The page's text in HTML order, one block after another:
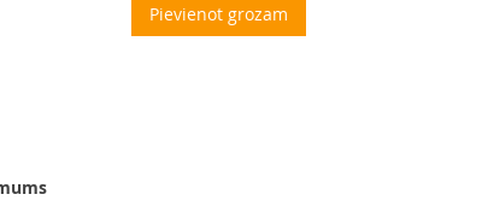
Pievienot grozam